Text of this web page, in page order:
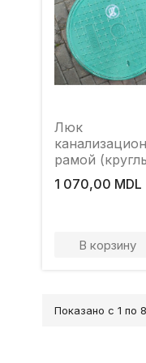
Люк
рамой
зеленый)
1 070,00 MDL
В корзину
Показано с 1 по